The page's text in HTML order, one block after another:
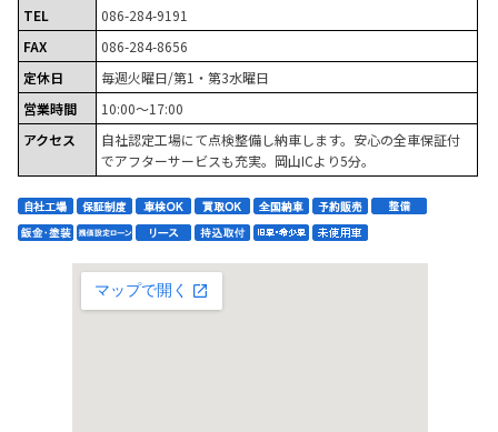
TEL
086-284-9191
FAX
086-284-8656
定休日
毎週火曜日/第1・第3水曜日
営業時間
10:00～17:00
アクセス
自社認定工場にて点検整備し納車します。安心の全車保証付
でアフターサービスも充実。岡山ICより5分。